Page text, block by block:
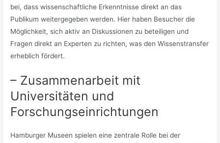
bei, dass wissenschaftliche Erkenntnisse direkt an das
Publikum weitergegeben werden. Hier haben Besucher die
Möglichkeit, sich aktiv an Diskussionen zu beteiligen und
Fragen direkt an Experten zu richten, was den Wissenstransfer
erheblich fördert.
– Zusammenarbeit mit
Universitäten und
Forschungseinrichtungen
Hamburger Museen spielen eine zentrale Rolle bei der